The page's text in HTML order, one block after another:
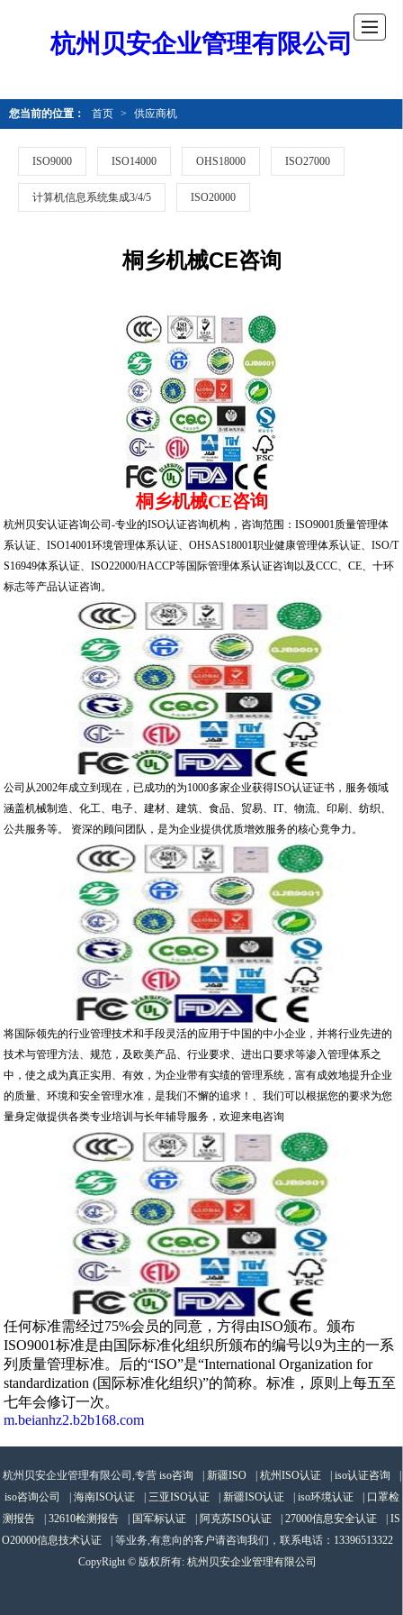
杭州贝安企业管理有限公司
您当前的位置： 首页 > 供应商机
ISO9000 ISO14000 OHS18000 ISO27000
计算机信息系统集成3/4/5 ISO20000
桐乡机械CE咨询
桐乡机械CE咨询
杭州贝安认证咨询公司-专业的ISO认证咨询机构，咨询范围：ISO9001质量管理体
系认证、ISO14001环境管理体系认证、OHSAS18001职业健康管理体系认证、ISO/T
S16949体系认证、ISO22000/HACCP等国际管理体系认证咨询以及CCC、CE、十环
标志等产品认证咨询。
公司从2002年成立到现在，已成功的为1000多家企业获得ISO认证证书，服务领域
涵盖机械制造、化工、电子、建材、建筑、食品、贸易、IT、物流、印刷、纺织、
公共服务等。 资深的顾问团队，是为企业提供优质增效服务的核心竟争力。
将国际领先的行业管理技术和手段灵活的应用于中国的中小企业，并将行业先进的
技术与管理方法、规范，及欧美产品、行业要求、进出口要求等渗入管理体系之
中，使之成为真正实用、有效，为企业带有实绩的管理系统，富有成效地提升企业
的质量、环境和安全管理水准，是我们不懈的追求！、我们可以根据您的要求为您
量身定做提供各类专业培训与长年辅导服务，欢迎来电咨询
任何标准需经过75%会员的同意，方得由ISO颁布。颁布
ISO9001标准是由国际标准化组织所颁布的编号以9为主的一系
列质量管理标准。后的“ISO”是“International Organization for
standardization (国际标准化组织)”的简称。标准，原则上每五至
七年会修订一次。
m.beianhz2.b2b168.com
杭州贝安企业管理有限公司,专营 iso咨询 新疆ISO 杭州ISO认证 iso认证咨询
iso咨询公司
海南ISO认证 三亚ISO认证 新疆ISO认证 iso环境认证
口罩检
测报告
32610检测报告 国军标认证 阿克苏ISO认证 27000信息安全认证
IS
O20000信息技术认证
| 等业务,有意向的客户请咨询我们，联系电话： 13396513322
CopyRight © 版权所有: 杭州贝安企业管理有限公司